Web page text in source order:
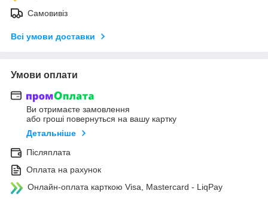
Самовивіз
Всі умови доставки
Умови оплати
Ви отримаєте замовлення
або гроші повернуться на вашу картку
Детальніше
Післяплата
Оплата на рахунок
Онлайн-оплата карткою Visa, Mastercard - LiqPay